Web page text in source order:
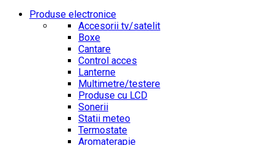
Produse electronice
Accesorii tv/satelit
Boxe
Cantare
Control acces
Lanterne
Multimetre/testere
Produse cu LCD
Sonerii
Statii meteo
Termostate
Aromaterapie